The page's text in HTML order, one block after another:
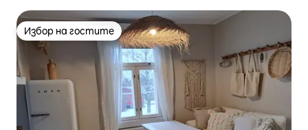
Избор на гостите
Избор на гостите